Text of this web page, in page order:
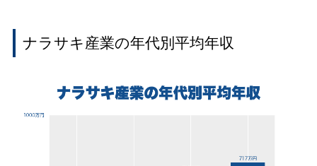
ナラサキ産業の年代別平均年収